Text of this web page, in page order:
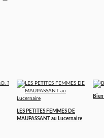
LES PETITES FEMMES DE
MAUPASSANT au Lucernaire